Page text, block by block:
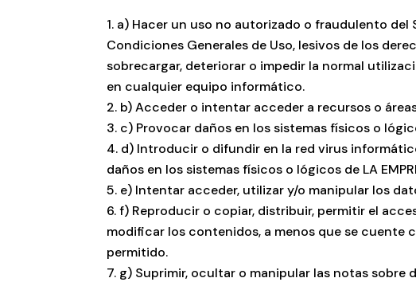
a) Hacer un uso no autorizado o fraudulento
Condiciones Generales de Uso, lesivos de los
sobrecargar, deteriorar o impedir la normal
en cualquier equipo informático.
b) Acceder o intentar acceder a recursos o
c) Provocar daños en los sistemas físicos o
d) Introducir o difundir en la red virus
daños en los sistemas físicos o lógicos de LA
e) Intentar acceder, utilizar y/o manipular los
f) Reproducir o copiar, distribuir, permitir el
modificar los contenidos, a menos que se
permitido.
g) Suprimir, ocultar o manipular las notas